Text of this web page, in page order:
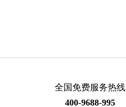
全国免费服务热线
400-9688-995